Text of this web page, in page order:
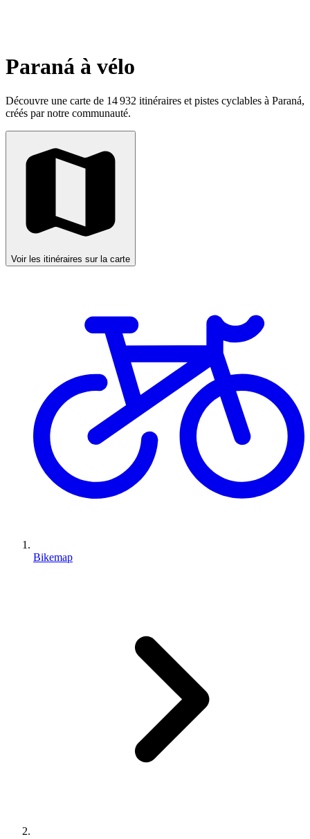
Paraná à vélo
Découvre une carte de 14 932 itinéraires et pistes cyclables à Paraná,
créés par notre communauté.
Voir les itinéraires sur la carte
Bikemap